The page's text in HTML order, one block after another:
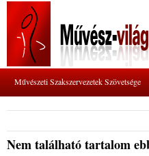
Művészeti Szakszervezetek Szövetsége
Nem található tartalom